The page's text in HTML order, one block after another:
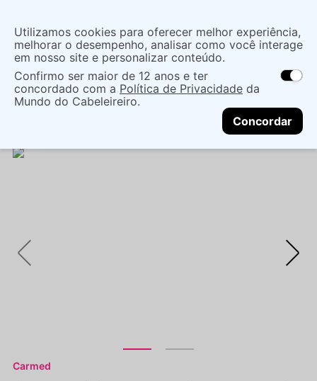
localização
As ofertas e opções de entrega variam de
acordo com a região.Não sei meu CEP
CONTINUAR
O que você procura?
Maquiagem Boca Lip Balm
CARMED FINI
BANANAS: HIDRATANTE LABIAL 10G - LÁBIOS
Carmed
Utilizamos cookies para oferecer melhor experiência,
melhorar o desempenho, analisar como você interage
em nosso site e personalizar conteúdo.
Confirmo ser maior de 12 anos e ter
concordado com a Política de Privacidade da
Mundo do Cabeleireiro.
Concordar